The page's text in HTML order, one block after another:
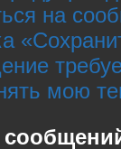
на
мою